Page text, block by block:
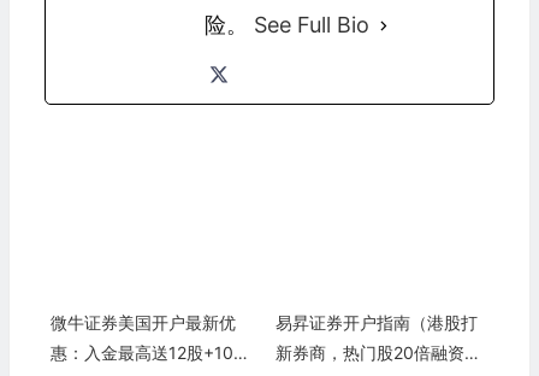
险。 See Full Bio
微牛证券美国开户最新优
惠：入金最高送12股+10美
易昇证券开户指南（港股打
新券商，热门股20倍融资，